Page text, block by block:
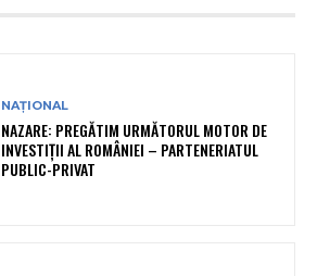
NAȚIONAL
NAZARE: PREGĂTIM URMĂTORUL MOTOR DE
INVESTIȚII AL ROMÂNIEI – PARTENERIATUL
PUBLIC-PRIVAT